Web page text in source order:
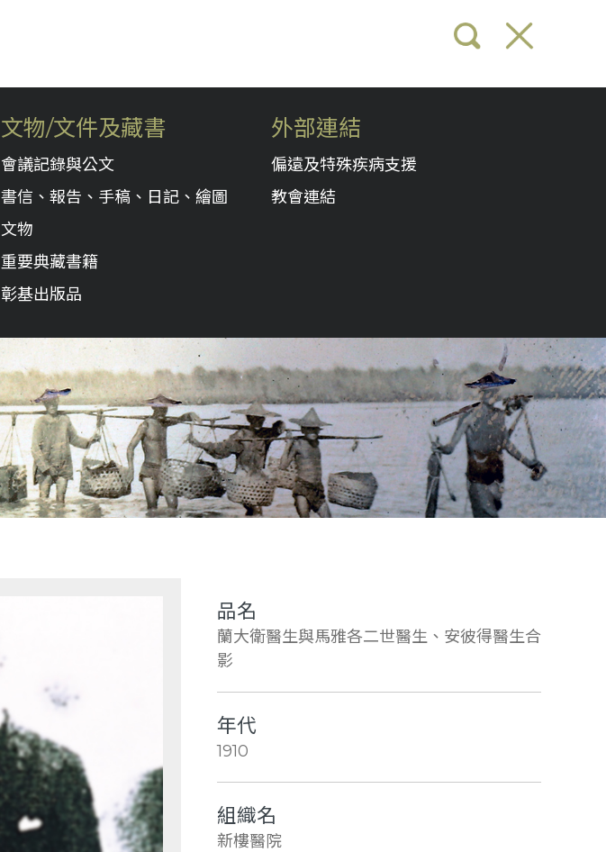
文物/文件及藏書
會議記錄與公文
書信、報告、手稿、日記、繪圖
文物
重要典藏書籍
彰基出版品
外部連結
偏遠及特殊疾病支援
教會連結
品名
蘭大衛醫生與馬雅各二世醫生、安彼得醫生合
影
年代
1910
組織名
新樓醫院